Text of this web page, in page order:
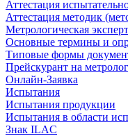
Аттестация
Аттестация методик
Метрологическая
Основные термины и
Типовые формы
Прейскурант на
Онлайн-Заявка
Испытания
Испытания продукции
Испытания в области
Знак ILAC